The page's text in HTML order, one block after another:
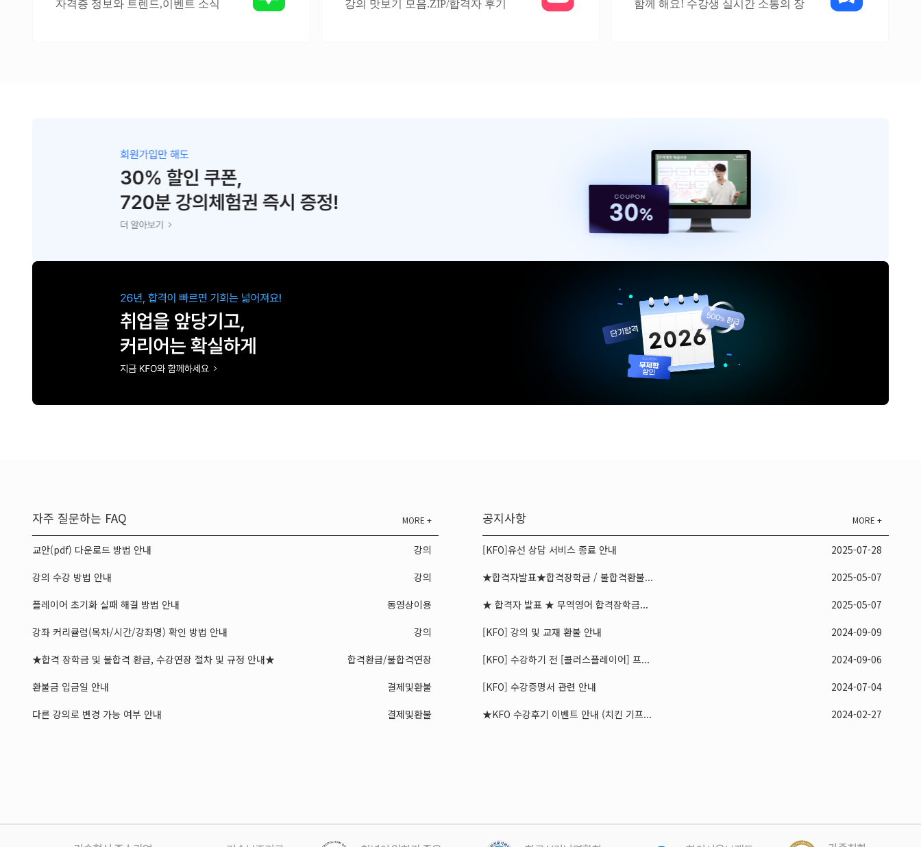
자격증 정보와 트렌드,이벤트 소식 강의 맛보기 모음.ZIP/합격자 후기 함께 해요! 수강생 실시간 소통의 장
자주 질문하는 FAQ MORE +
교안(pdf) 다운로드 방법 안내
강의
강의 수강 방법 안내
강의
플레이어 초기화 실패 해결 방법 안내
동영상이용
강좌 커리큘럼(목차/시간/강좌명) 확인 방법 안내
강의
★합격 장학금 및 불합격 환급, 수강연장 절차 및 규정 안내★
합격환급/불합격연장
환불금 입금일 안내
결제및환불
다른 강의로 변경 가능 여부 안내
결제및환불
공지사항 MORE +
[KFO]유선 상담 서비스 종료 안내
2025-07-28
★합격자발표★합격장학금 / 불합격환불...
2025-05-07
★ 합격자 발표 ★ 무역영어 합격장학금...
2025-05-07
[KFO] 강의 및 교재 환불 안내
2024-09-09
[KFO] 수강하기 전 [콜러스플레이어] 프...
2024-09-06
[KFO] 수강증명서 관련 안내
2024-07-04
★KFO 수강후기 이벤트 안내 (치킨 기프...
2024-02-27